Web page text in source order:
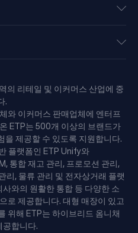
의 리테일 및 이커머스 산업에 중
.
와 이커머스 판매업체에 엔터프
ETP는 500개 이상의 브랜드가
을 제공할 수 있도록 지원합니다.
플랫폼인 ETP Unify와
통합 재고 관리, 프로모션 관리,
리, 물류 관리 및 전자상거래 플랫
와의 원활한 통합 등 다양한 소
로 제공합니다. 대형 매장이 있고
위해 ETP는 하이브리드 옴니채
공합니다.